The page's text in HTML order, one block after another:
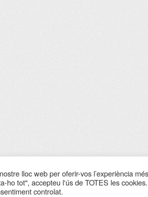
lloc web per oferir-vos l’experiència
ho tot", accepteu l'ús de TOTES les
controlat.